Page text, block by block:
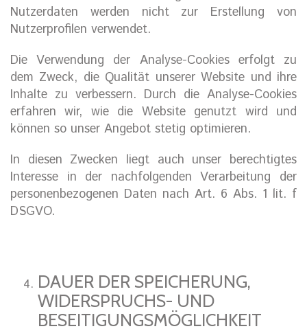
Nutzerdaten werden nicht zur Erstellung von
Nutzerprofilen verwendet.
Die Verwendung der Analyse-Cookies erfolgt zu
dem Zweck, die Qualität unserer Website und ihre
Inhalte zu verbessern. Durch die Analyse-Cookies
erfahren wir, wie die Website genutzt wird und
können so unser Angebot stetig optimieren.
In diesen Zwecken liegt auch unser berechtigtes
Interesse in der nachfolgenden Verarbeitung der
personenbezogenen Daten nach Art. 6 Abs. 1 lit. f
DSGVO.
DAUER DER SPEICHERUNG,
WIDERSPRUCHS- UND
BESEITIGUNGSMÖGLICHKEIT